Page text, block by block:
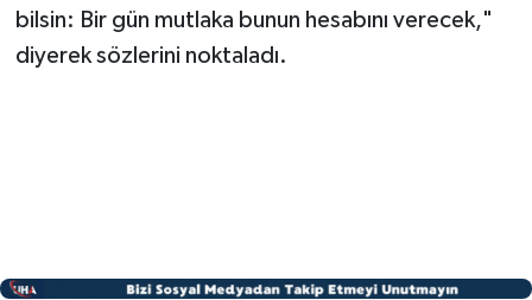
bilsin: Bir gün mutlaka bunun hesabını verecek,"
diyerek sözlerini noktaladı.